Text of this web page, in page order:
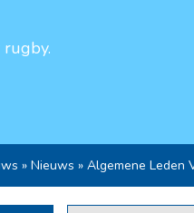
» Nieuws » Algemene Leden